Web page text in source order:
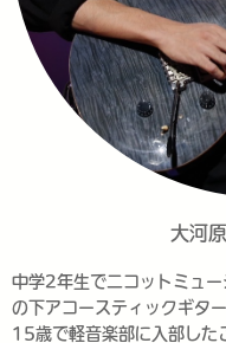
大河
中学2年生でニコットミュ
の下アコースティックギター
15歳で軽音楽部に入部した